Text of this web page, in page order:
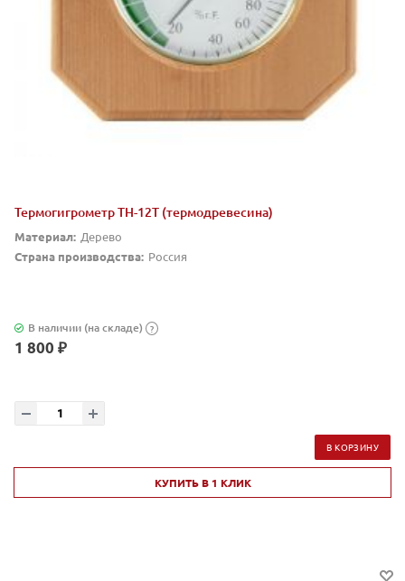
Термогигрометр TH-12T (термодревесина)
Материал: Дерево
Страна производства: Россия
В наличии (на складе) ?
1 800 ₽
В КОРЗИНУ
КУПИТЬ В 1 КЛИК